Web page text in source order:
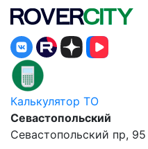
Калькулятор ТО
Севастопольский
Севастопольский пр,